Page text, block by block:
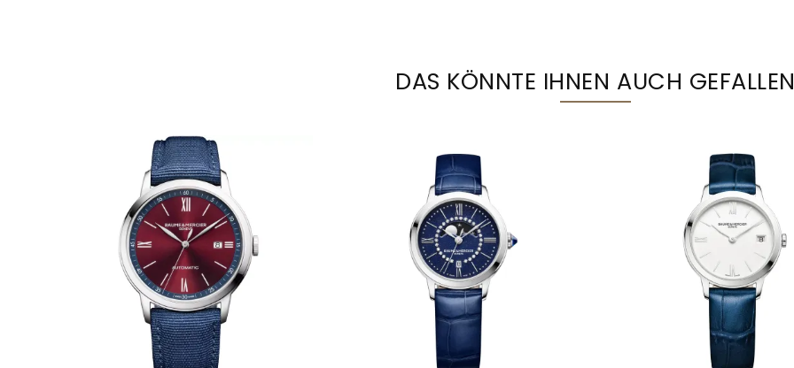
DAS KÖNNTE IHNEN AUCH